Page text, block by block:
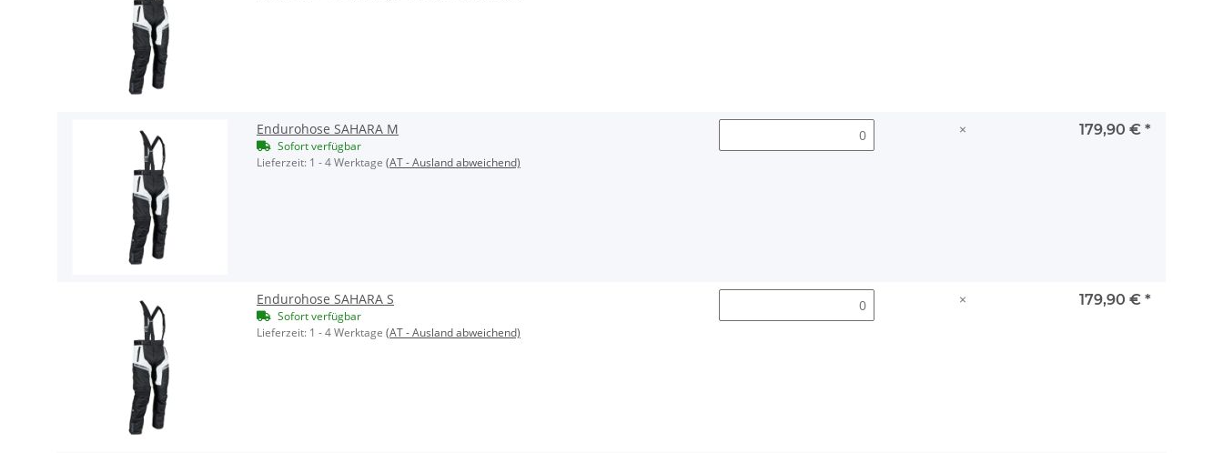
Endurohose SAHARA M
Sofort verfügbar
Lieferzeit: 1 - 4 Werktage (AT - Ausland abweichend)
× 179,90 € *
Endurohose SAHARA S
Sofort verfügbar
Lieferzeit: 1 - 4 Werktage (AT - Ausland abweichend)
× 179,90 € *